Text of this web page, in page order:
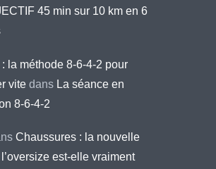
45 min sur 10 km en 6
: la méthode 8-6-4-2 pour
vite dans La séance en
8-6-4-2
Chaussures : la nouvelle
est-elle vraiment